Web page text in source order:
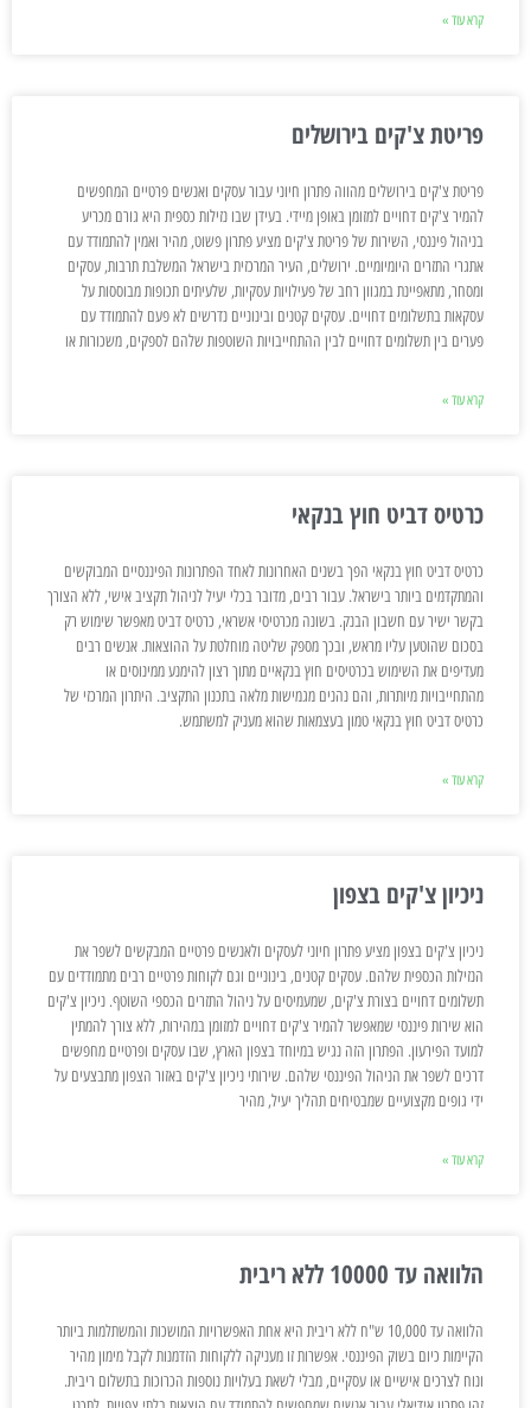
קרא עוד »
פריטת צ'קים בירושלים
פריטת צ'קים בירושלים מהווה פתרון חיוני עבור עסקים ואנשים פרטיים המחפשים
להמיר צ'קים דחויים למזומן באופן מיידי. בעידן שבו נזילות כספית היא גורם מכריע
בניהול פיננסי, השירות של פריטת צ'קים מציע פתרון פשוט, מהיר ואמין להתמודד עם
אתגרי התזרים היומיומיים. ירושלים, העיר המרכזית בישראל המשלבת תרבות, עסקים
ומסחר, מתאפיינת במגוון רחב של פעילויות עסקיות, שלעיתים תכופות מבוססות על
עסקאות בתשלומים דחויים. עסקים קטנים ובינוניים נדרשים לא פעם להתמודד עם
פערים בין תשלומים דחויים לבין ההתחייבויות השוטפות שלהם לספקים, משכורות או
קרא עוד »
כרטיס דביט חוץ בנקאי
כרטיס דביט חוץ בנקאי הפך בשנים האחרונות לאחד הפתרונות הפיננסיים המבוקשים
והמתקדמים ביותר בישראל. עבור רבים, מדובר בכלי יעיל לניהול תקציב אישי, ללא הצורך
בקשר ישיר עם חשבון הבנק. בשונה מכרטיסי אשראי, כרטיס דביט מאפשר שימוש רק
בסכום שהוטען עליו מראש, ובכך מספק שליטה מוחלטת על ההוצאות. אנשים רבים
מעדיפים את השימוש בכרטיסים חוץ בנקאיים מתוך רצון להימנע ממינוסים או
מהתחייבויות מיותרות, והם נהנים מגמישות מלאה בתכנון התקציב. היתרון המרכזי של
כרטיס דביט חוץ בנקאי טמון בעצמאות שהוא מעניק למשתמש.
קרא עוד »
ניכיון צ'קים בצפון
ניכיון צ'קים בצפון מציע פתרון חיוני לעסקים ולאנשים פרטיים המבקשים לשפר את
הנזילות הכספית שלהם. עסקים קטנים, בינוניים וגם לקוחות פרטיים רבים מתמודדים עם
תשלומים דחויים בצורת צ'קים, שמעמיסים על ניהול התזרים הכספי השוטף. ניכיון צ'קים
הוא שירות פיננסי שמאפשר להמיר צ'קים דחויים למזומן במהירות, ללא צורך להמתין
למועד הפירעון. הפתרון הזה נגיש במיוחד בצפון הארץ, שבו עסקים ופרטיים מחפשים
דרכים לשפר את הניהול הפיננסי שלהם. שירותי ניכיון צ'קים באזור הצפון מתבצעים על
ידי גופים מקצועיים שמבטיחים תהליך יעיל, מהיר
קרא עוד »
הלוואה עד 10000 ללא ריבית
הלוואה עד 10,000 ש"ח ללא ריבית היא אחת האפשרויות המושכות והמשתלמות ביותר
הקיימות כיום בשוק הפיננסי. אפשרות זו מעניקה ללקוחות הזדמנות לקבל מימון מהיר
ונוח לצרכים אישיים או עסקיים, מבלי לשאת בעלויות נוספות הכרוכות בתשלום ריבית.